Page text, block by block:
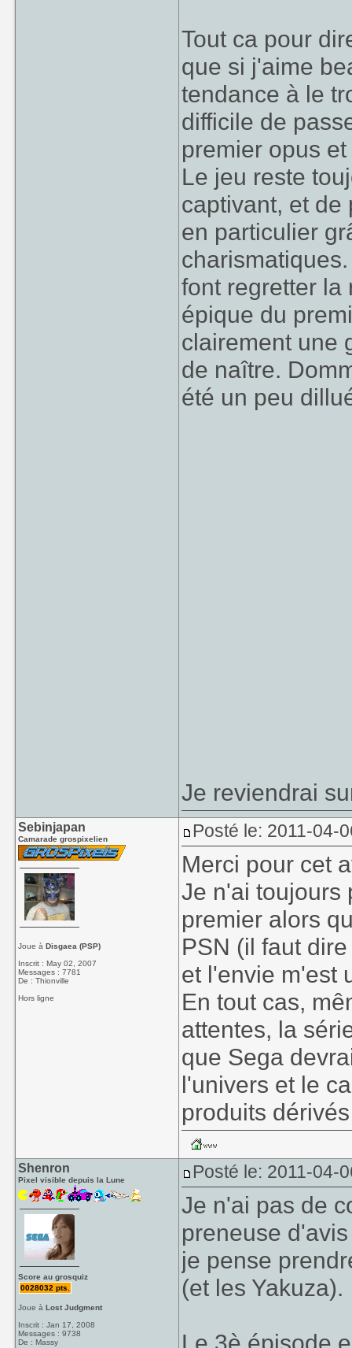
Tout ca pour
que si j'aime
tendance à le
difficile de
premier opus
Le jeu reste
captivant, et de
en particulier
font regretter la
épique du
clairement une
de naître.
été un peu
Je reviendrai
Sebinjapan
Camarade grospixelien
Joue àDisgaea (PSP)
Inscrit : May 02, 2007
Messages : 7781
De : Thionville
Hors ligne
Posté le: 2011-04-
Merci pour cet
Je n'ai toujours
premier alors
PSN (il faut
et l'envie m'est
En tout cas,
attentes, la
que Sega
l'univers et le
produits
Shenron
Pixel visible depuis la Lune
Score au grosquiz
0028032 pts.
Joue àLost Judgment
Inscrit : Jan 17, 2008
Messages : 9738
De : Massy
Posté le: 2011-04-
Je n'ai pas de
preneuse
je pense
(et les Yakuza).
Le 3è épisode